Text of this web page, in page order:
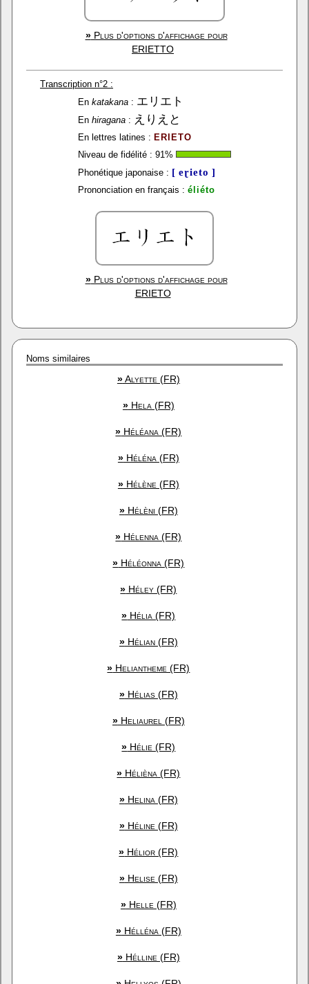
»Plus d'options d'affichage pour
ERIETTO
Transcription n°2 :
En katakana : エリエト
En hiragana : えりえと
En lettres latines : ERIETO
Niveau de fidélité : 91%
Phonétique japonaise : [ eɽieto ]
Prononciation en français : éliéto
»Plus d'options d'affichage pour
ERIETO
Noms similaires
»Alyette (FR)
»Hela (FR)
» Héléana (FR)
»Héléna (FR)
»Hélène (FR)
»Hélèni (FR)
» Hélenna (FR)
» Héléonna (FR)
» Héley (FR)
» Hélia (FR)
»Hélian (FR)
» Heliantheme (FR)
»Hélias (FR)
»Heliaurel (FR)
» Hélie (FR)
» Hélièna (FR)
»Helina (FR)
»Héline (FR)
» Hélior (FR)
»Helise (FR)
»Helle (FR)
»Hélléna (FR)
»Hélline (FR)